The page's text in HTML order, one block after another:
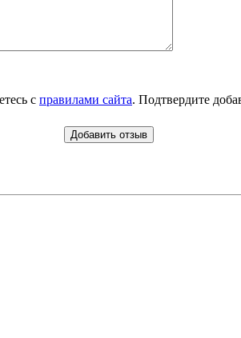
с правилами сайта. Подтвердите
Добавить отзыв